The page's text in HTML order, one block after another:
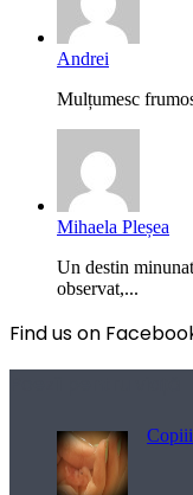
Andrei
Mulțumesc
Mihaela Pleșea
Un destin
observat,...
Find us on
Copiii